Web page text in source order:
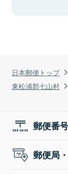
日本郵便トップ
東松浦郡七山村
郵便番
郵便局